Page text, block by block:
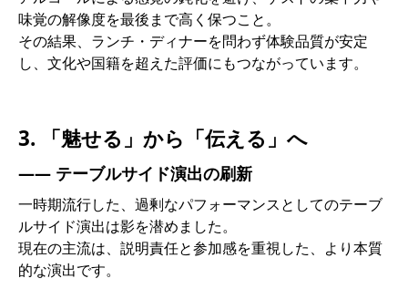
味覚の解像度を最後まで高く保つこと。
その結果、ランチ・ディナーを問わず体験品質が安定
し、文化や国籍を超えた評価にもつながっています。
3. 「魅せる」から「伝える」へ
―― テーブルサイド演出の刷新
一時期流行した、過剰なパフォーマンスとしてのテーブ
ルサイド演出は影を潜めました。
現在の主流は、説明責任と参加感を重視した、より本質
的な演出です。